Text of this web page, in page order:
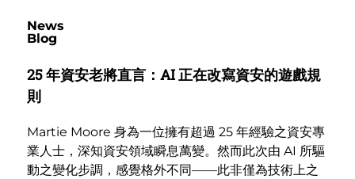
News
Blog
25 年資安老將直言：AI 正在改寫資安的遊戲規
則
Martie Moore 身為一位擁有超過 25 年經驗之資安專
業人士，深知資安領域瞬息萬變。然而此次由 AI 所驅
動之變化步調，感覺格外不同——此非僅為技術上之